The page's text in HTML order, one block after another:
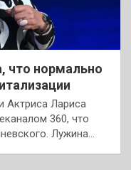
что нормально
Актриса Лариса
360, что
Лужина…